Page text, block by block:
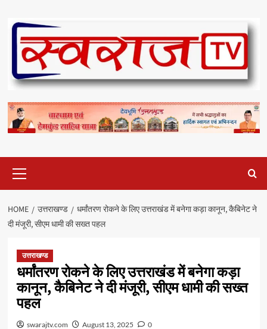
content
Menu
HOME उत्तराखण्ड
धर्मांतरण रोकने के लिए उत्तराखंड में बनेगा कड़ा कानून, कैबिनेट ने
दी मंजूरी, सीएम धामी की सख्त पहल
उत्तराखण्ड
धर्मांतरण रोकने के लिए उत्तराखंड में बनेगा कड़ा
कानून, कैबिनेट ने दी मंजूरी, सीएम धामी की सख्त
पहल
swarajtv.com August 13, 2025 0